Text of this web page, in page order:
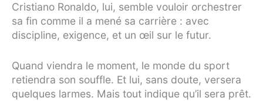
Cristiano Ronaldo, lui, semble vouloir orchestrer
sa fin comme il a mené sa carrière : avec
discipline, exigence, et un œil sur le futur.
Quand viendra le moment, le monde du sport
retiendra son souffle. Et lui, sans doute, versera
quelques larmes. Mais tout indique qu’il sera prêt.